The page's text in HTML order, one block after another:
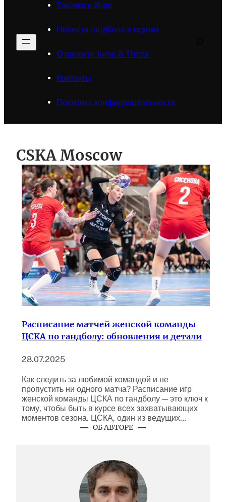
Тактика и Игра
Новости гандбола и игроки
О проекте Jump & Throw
Контакты
Политика конфиденциальности
CSKA Moscow
Расписание матчей женской команды
ЦСКА по гандболу: обновления и детали
28.07.2025
Как следить за любимой командой и не
пропустить ни одного матча? Расписание игр
женской команды ЦСКА по гандболу — это ключ к
тому, чтобы быть в курсе всех захватывающих
моментов сезона. ЦСКА, один из ведущих…
ОБ АВТОРЕ